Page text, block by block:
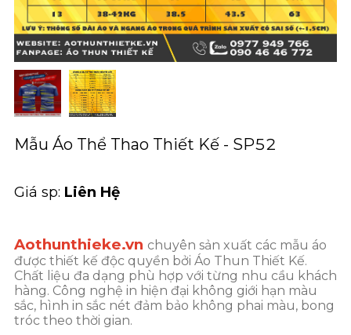
Mẫu Áo Thể Thao Thiết Kế - SP52
Aothunthieke.vn chuyên sản xuất các mẫu áo
được thiết kế độc quyền bởi Áo Thun Thiết Kế.
Chất liệu đa dạng phù hợp với từng nhu cầu khách
hàng. Công nghệ in hiện đại không giới hạn màu
sắc, hình in sắc nét đảm bảo không phai màu, bong
tróc theo thời gian.
Giá sp: Liên Hệ